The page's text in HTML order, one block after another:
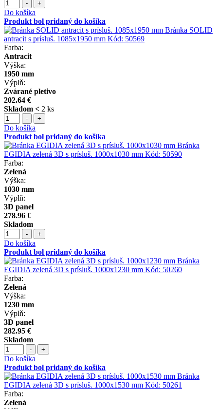
- +
Do košíka
Produkt bol pridaný do košíka
Bránka SOLID
antracit s prísluš. 1085x1950 mm Kód: 50569
Farba:
Antracit
Výška:
1950 mm
Výplň:
Zvárané pletivo
202.64 €
Skladom < 2 ks
- +
Do košíka
Produkt bol pridaný do košíka
Bránka
EGIDIA zelená 3D s prísluš. 1000x1030 mm Kód: 50590
Farba:
Zelená
Výška:
1030 mm
Výplň:
3D panel
278.96 €
Skladom
- +
Do košíka
Produkt bol pridaný do košíka
Bránka
EGIDIA zelená 3D s prísluš. 1000x1230 mm Kód: 50260
Farba:
Zelená
Výška:
1230 mm
Výplň:
3D panel
282.95 €
Skladom
- +
Do košíka
Produkt bol pridaný do košíka
Bránka
EGIDIA zelená 3D s prísluš. 1000x1530 mm Kód: 50261
Farba:
Zelená